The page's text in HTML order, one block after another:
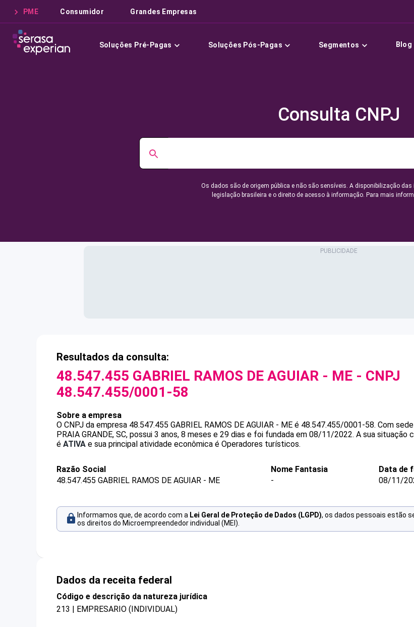
PME Consumidor Grandes Empresas
Soluções Pré-Pagas Soluções Pós-Pagas Segmentos Blog
Consulta CNPJ
Os dados são de origem pública e não são sensíveis. A disponibilização das
legislação brasileira e o direito de acesso à informação. Para mais
Resultados da consulta:
48.547.455 GABRIEL RAMOS DE AGUIAR - ME - CNPJ
48.547.455/0001-58
Sobre a empresa
O CNPJ da empresa 48.547.455 GABRIEL RAMOS DE AGUIAR - ME é 48.547.455/0001-58. Com
PRAIA GRANDE, SC, possui 3 anos, 8 meses e 29 dias e foi fundada em 08/11/2022. A sua situação
é ATIVA e sua principal atividade econômica é Operadores turísticos.
Razão Social
48.547.455 GABRIEL RAMOS DE AGUIAR - ME
Nome Fantasia
-
Data de
08/11/
Informamos que, de acordo com a Lei Geral de Proteção de Dados (LGPD), os dados pessoais estão
os direitos do Microempreendedor individual (MEI).
Dados da receita federal
Código e descrição da natureza jurídica
213 | EMPRESARIO (INDIVIDUAL)